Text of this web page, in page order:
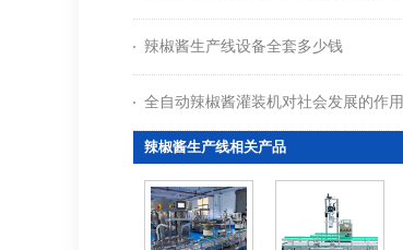
辣椒酱生产线设备全套多少钱
全自动辣椒酱灌装机对社会发展的作用
辣椒酱生产线相关产品